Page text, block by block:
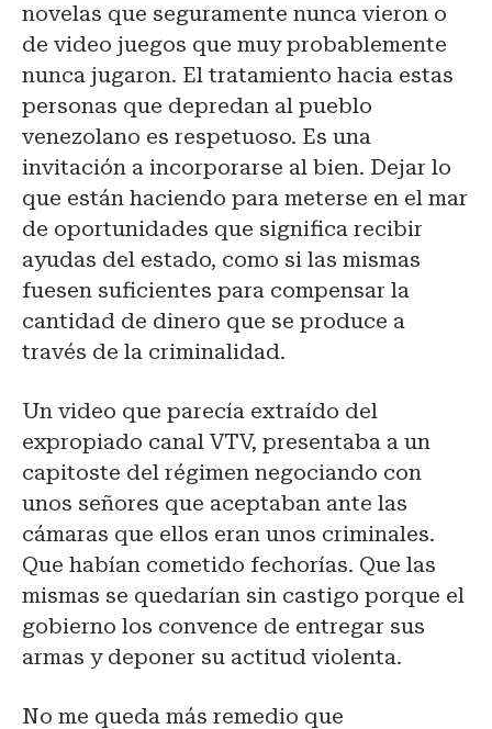
novelas que seguramente nunca vieron o
de video juegos que muy probablemente
nunca jugaron. El tratamiento hacia estas
personas que depredan al pueblo
venezolano es respetuoso. Es una
invitación a incorporarse al bien. Dejar lo
que están haciendo para meterse en el mar
de oportunidades que significa recibir
ayudas del estado, como si las mismas
fuesen suficientes para compensar la
cantidad de dinero que se produce a
través de la criminalidad.
Un video que parecía extraído del
expropiado canal VTV, presentaba a un
capitoste del régimen negociando con
unos señores que aceptaban ante las
cámaras que ellos eran unos criminales.
Que habían cometido fechorías. Que las
mismas se quedarían sin castigo porque el
gobierno los convence de entregar sus
armas y deponer su actitud violenta.
No me queda más remedio que